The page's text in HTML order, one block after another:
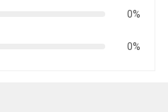
0%
0%